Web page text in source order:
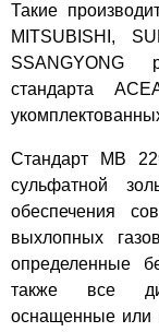
Такие
MITSUBISHI,
SSANGYONG
стандарта
Стандарт MB
сульфатной
обеспечения
выхлопных
определенные
также все
оснащенные или